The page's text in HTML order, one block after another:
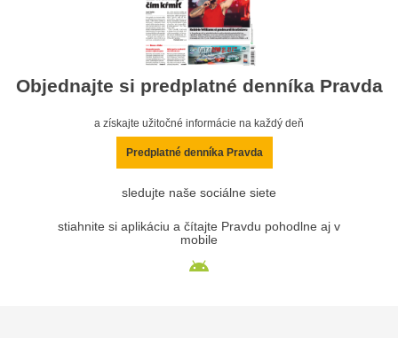
Objednajte si predplatné denníka Pravda
a získajte užitočné informácie na každý deň
Predplatné denníka Pravda
sledujte naše sociálne siete
stiahnite si aplikáciu a čítajte Pravdu pohodlne aj v
mobile